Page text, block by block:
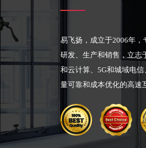
易飞扬，成立于2006年
研发、生产和销售，立志
和云计算、5G和城域电
量可靠和成本优化的高速